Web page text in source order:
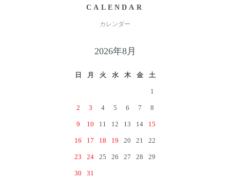
CALENDAR
カレンダー
2026年8月
日 月 火 水 木 金 土
1
2 3 4 5 6 7 8
9 10 11 12 13 14 15
16 17 18 19 20 21 22
23 24 25 26 27 28 29
30 31